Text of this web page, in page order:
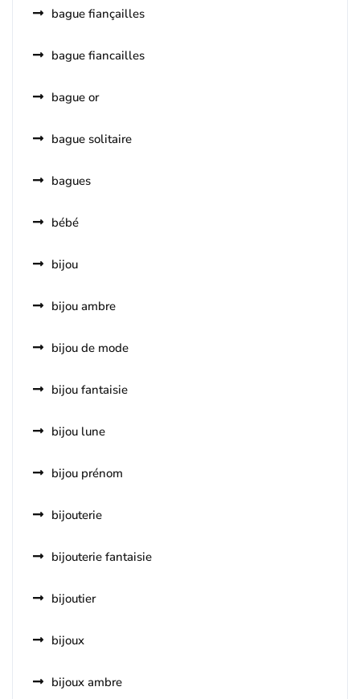
bague fiançailles
bague fiancailles
bague or
bague solitaire
bagues
bébé
bijou
bijou ambre
bijou de mode
bijou fantaisie
bijou lune
bijou prénom
bijouterie
bijouterie fantaisie
bijoutier
bijoux
bijoux ambre